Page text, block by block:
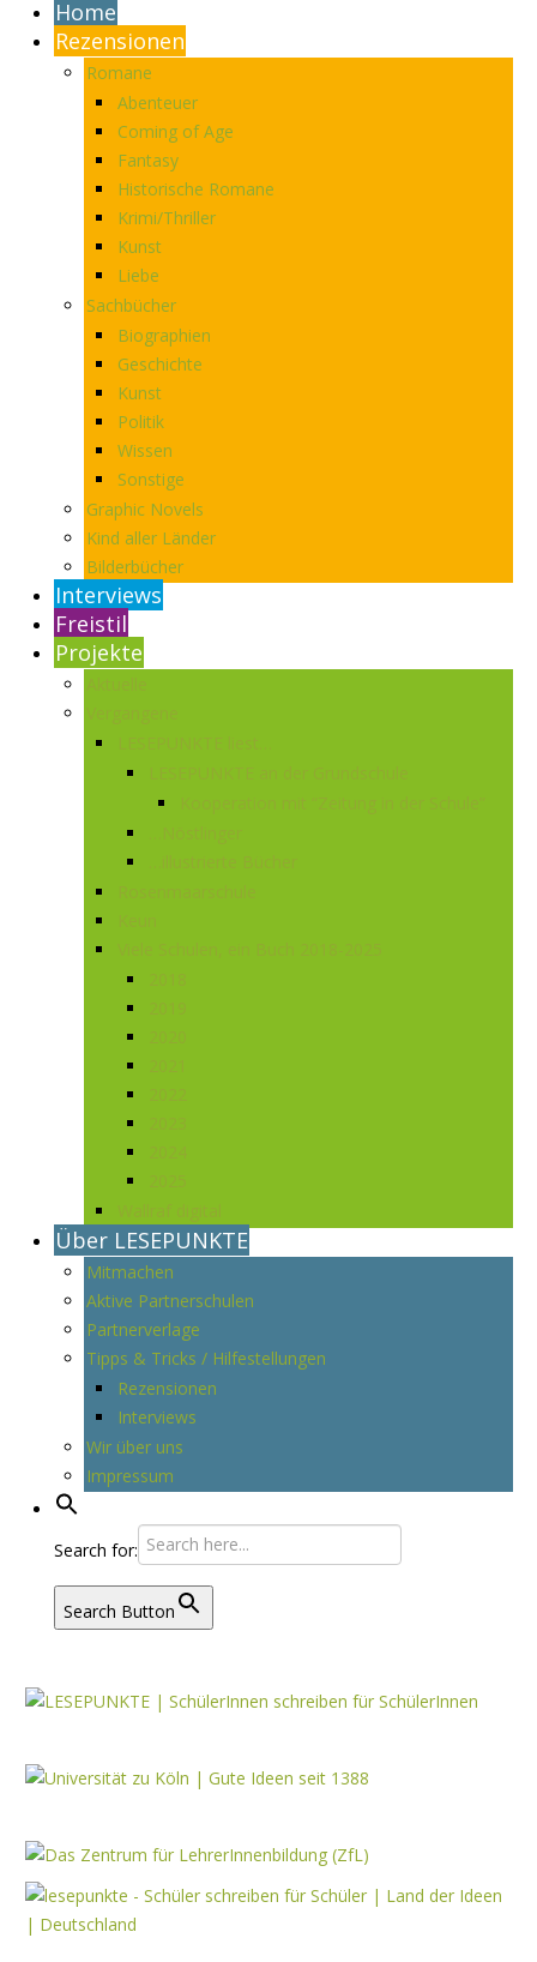
Home
Rezensionen
Romane
Abenteuer
Coming of Age
Fantasy
Historische Romane
Krimi/Thriller
Kunst
Liebe
Sachbücher
Biographien
Geschichte
Kunst
Politik
Wissen
Sonstige
Graphic Novels
Kind aller Länder
Bilderbücher
Interviews
Freistil
Projekte
Über LESEPUNKTE
Mitmachen
Aktive Partnerschulen
Partnerverlage
Tipps & Tricks / Hilfestellungen
Rezensionen
Interviews
Wir über uns
Impressum
Search for:
Search Button